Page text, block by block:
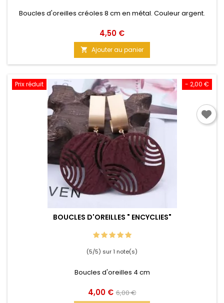
Boucles d'oreilles créoles 8 cm en métal. Couleur argent.
Prix
4,50 €
 Ajouter au panier
- 2,00 €
Prix réduit
BOUCLES D'OREILLES " ENCYCLIES"
(5/5) sur 1 note(s)
Boucles d'oreilles 4 cm
Prix
4,00 € Prix
6,00 €